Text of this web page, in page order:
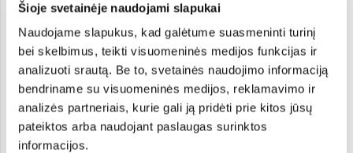
Šioje svetainėje naudojami slapukai
Naudojame slapukus, kad galėtume suasmeninti turinį
bei skelbimus, teikti visuomeninės medijos funkcijas ir
analizuoti srautą. Be to, svetainės naudojimo informaciją
bendriname su visuomeninės medijos, reklamavimo ir
analizės partneriais, kurie gali ją pridėti prie kitos jūsų
pateiktos arba naudojant paslaugas surinktos
informacijos.
Stonic (1) EV3 (3)